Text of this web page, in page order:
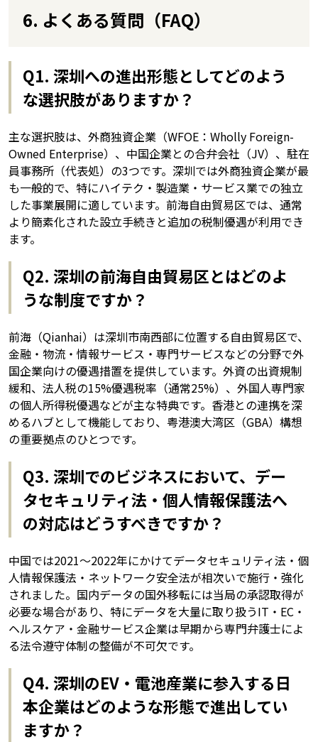
6. よくある質問（FAQ）
Q1. 深圳への進出形態としてどのよう
な選択肢がありますか？
主な選択肢は、外商独資企業（WFOE：Wholly Foreign-
Owned Enterprise）、中国企業との合弁会社（JV）、駐在
員事務所（代表処）の3つです。深圳では外商独資企業が最
も一般的で、特にハイテク・製造業・サービス業での独立
した事業展開に適しています。前海自由貿易区では、通常
より簡素化された設立手続きと追加の税制優遇が利用でき
ます。
Q2. 深圳の前海自由貿易区とはどのよ
うな制度ですか？
前海（Qianhai）は深圳市南西部に位置する自由貿易区で、
金融・物流・情報サービス・専門サービスなどの分野で外
国企業向けの優遇措置を提供しています。外資の出資規制
緩和、法人税の15%優遇税率（通常25%）、外国人専門家
の個人所得税優遇などが主な特典です。香港との連携を深
めるハブとして機能しており、粤港澳大湾区（GBA）構想
の重要拠点のひとつです。
Q3. 深圳でのビジネスにおいて、デー
タセキュリティ法・個人情報保護法へ
の対応はどうすべきですか？
中国では2021〜2022年にかけてデータセキュリティ法・個
人情報保護法・ネットワーク安全法が相次いで施行・強化
されました。国内データの国外移転には当局の承認取得が
必要な場合があり、特にデータを大量に取り扱うIT・EC・
ヘルスケア・金融サービス企業は早期から専門弁護士によ
る法令遵守体制の整備が不可欠です。
Q4. 深圳のEV・電池産業に参入する日
本企業はどのような形態で進出してい
ますか？